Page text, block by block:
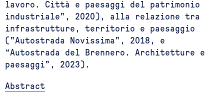
lavoro. Città e paesaggi del patrimonio
industriale", 2020), alla relazione tra
infrastrutture, territorio e paesaggio
("Autostrada Novissima", 2018, e
“Autostrada del Brennero. Architetture e
paesaggi”, 2023).
Abstract